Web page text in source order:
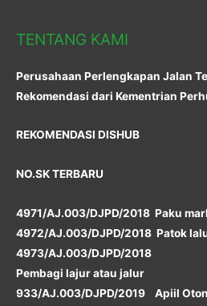
TENTANG KAMI
Perusahaan Perlengkapan Jalan
Rekomendasi dari Kementrian
REKOMENDASI DISHUB
NO.SK TERBARU
4971/AJ.003/DJPD/2018 Paku
4972/AJ.003/DJPD/2018 Patok
4973/AJ.003/DJPD/2018
Pembagi lajur atau jalur
933/AJ.003/DJPD/2019 Apiil